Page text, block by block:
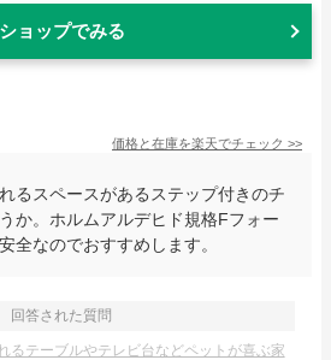
ショップでみる
価格と在庫を楽天でチェック >>
るスペースがあるステップ付きのチ
か。ホルムアルデヒド規格Fフォー
全なのでおすすめします。
回答された質問
るテーブルやテレビ台などペットが喜ぶ家